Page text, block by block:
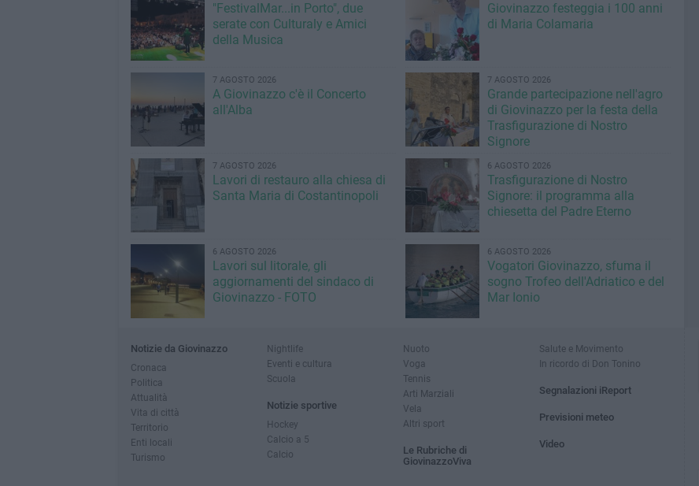
"FestivalMar...in Porto", due
serate con Culturaly e Amici
della Musica
Giovinazzo festeggia i 100 anni
di Maria Colamaria
7 AGOSTO 2026
A Giovinazzo c'è il Concerto
all'Alba
7 AGOSTO 2026
Grande partecipazione nell'agro
di Giovinazzo per la festa della
Trasfigurazione di Nostro
Signore
7 AGOSTO 2026
Lavori di restauro alla chiesa di
Santa Maria di Costantinopoli
6 AGOSTO 2026
Trasfigurazione di Nostro
Signore: il programma alla
chiesetta del Padre Eterno
6 AGOSTO 2026
Lavori sul litorale, gli
aggiornamenti del sindaco di
Giovinazzo - FOTO
6 AGOSTO 2026
Vogatori Giovinazzo, sfuma il
sogno Trofeo dell'Adriatico e del
Mar Ionio
Notizie da Giovinazzo
Cronaca
Politica
Attualità
Vita di città
Territorio
Enti locali
Turismo
Nightlife
Eventi e cultura
Scuola
Notizie sportive
Hockey
Calcio a 5
Calcio
Nuoto
Voga
Tennis
Arti Marziali
Vela
Altri sport
Le Rubriche di
GiovinazzoViva
Salute e Movimento
In ricordo di Don Tonino
Segnalazioni iReport
Previsioni meteo
Video